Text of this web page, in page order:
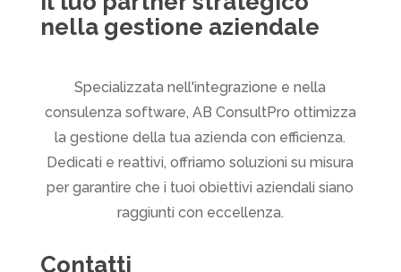
nella gestione aziendale
Specializzata nell'integrazione e nella
consulenza software, AB ConsultPro ottimizza
la gestione della tua azienda con efficienza.
Dedicati e reattivi, offriamo soluzioni su misura
per garantire che i tuoi obiettivi aziendali siano
raggiunti con eccellenza.
Contatti